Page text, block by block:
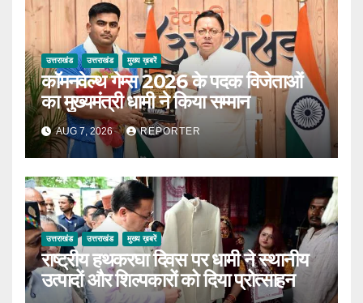
उत्तराखंड उत्तराखंड मुख्य ख़बरें
कॉमनवेल्थ गेम्स 2026 के पदक विजेताओं
का मुख्यमंत्री धामी ने किया सम्मान
AUG 7, 2026 REPORTER
उत्तराखंड उत्तराखंड मुख्य ख़बरें
राष्ट्रीय हथकरघा दिवस पर धामी ने स्थानीय
उत्पादों और शिल्पकारों को दिया प्रोत्साहन